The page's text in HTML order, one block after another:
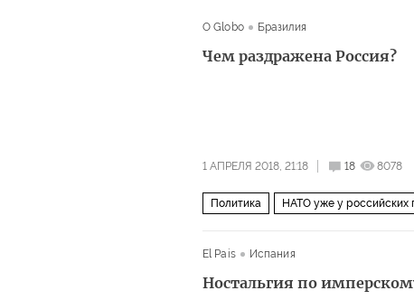
O Globo Бразилия
Чем раздражена Россия?
1 АПРЕЛЯ 2018, 21:18 18 8078
Политика НАТО уже у российских
El Pais Испания
Ностальгия по